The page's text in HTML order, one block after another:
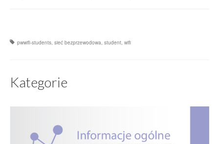
pwwifi-students, sieć bezprzewodowa, student, wifi
Kategorie